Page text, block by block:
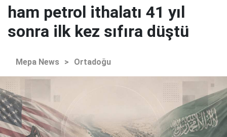
ham petrol ithalatı 41 yıl
sonra ilk kez sıfıra düştü
Mepa News > Ortadoğu